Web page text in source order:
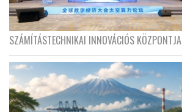
SZÁMÍTÁSTECHNIKAI INNOVÁCIÓS KÖZPONTJA